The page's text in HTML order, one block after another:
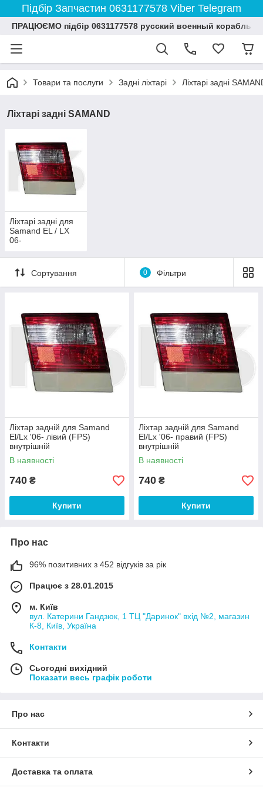
Підбір Запчастин 0631177578 Viber Telegram
ПРАЦЮЄМО підбір 0631177578 русский военный корабль
Товари та послуги Задні ліхтарі Ліхтарі задні
Ліхтарі задні SAMAND
Ліхтарі задні для
Samand EL / LX
06-
Сортування 0 Фільтри
Ліхтар задній для Samand
El/Lx '06- лівий (FPS)
внутрішній
В наявності
740 ₴
Купити
Ліхтар задній для Samand
El/Lx '06- правий (FPS)
внутрішній
В наявності
740 ₴
Купити
Про нас
96% позитивних з 452 відгуків за рік
Працює з 28.01.2015
м. Київ
вул. Катерини Гандзюк, 1 ТЦ "Даринок" вхід №2, магазин
К-8, Київ, Україна
Контакти
Сьогодні вихідний
Показати весь графік роботи
Про нас
Контакти
Доставка та оплата